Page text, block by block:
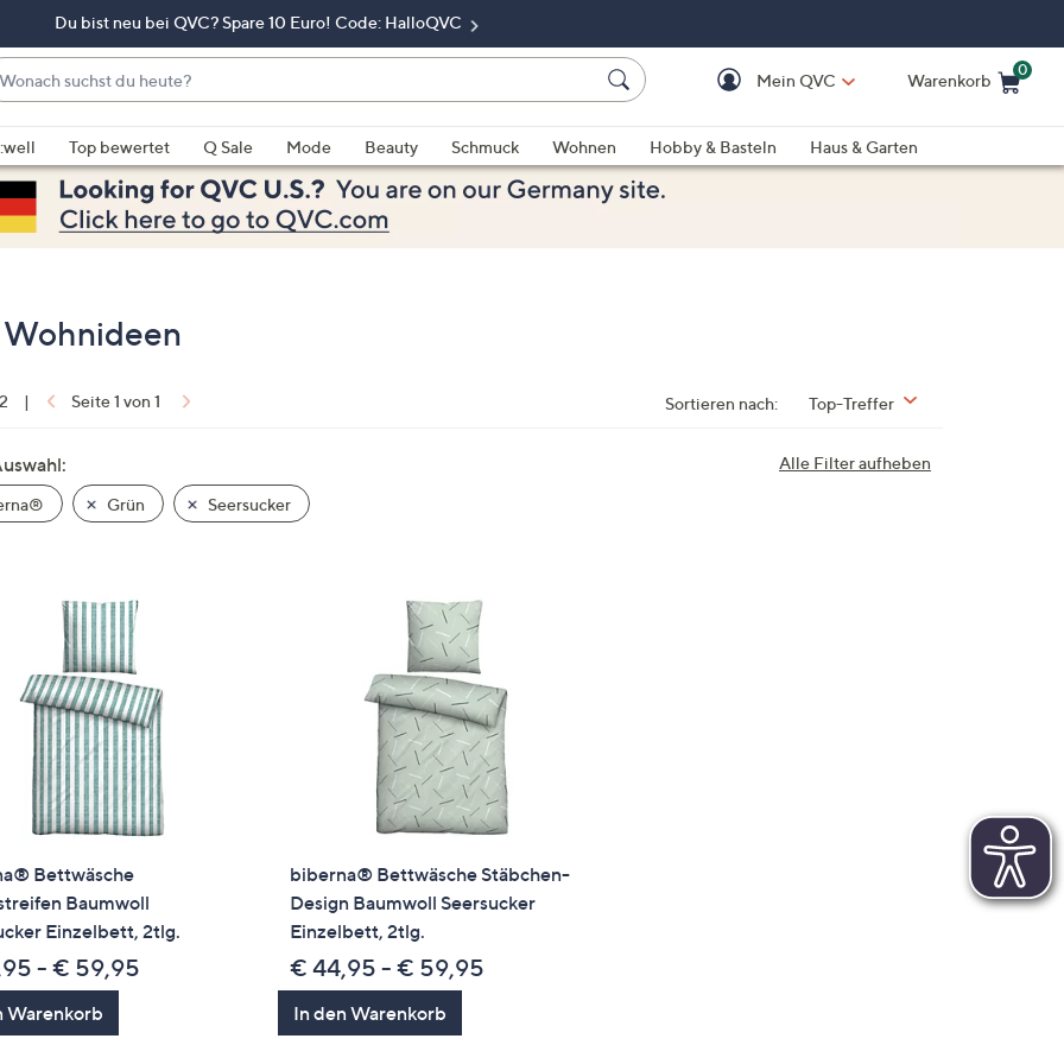
Du bist neu bei QVC? Spare 10 Euro! Code: HalloQVC
Mein QVC Warenkorb
0
Top bewertet Q Sale Mode Beauty Schmuck Wohnen Hobby & Basteln
Haus & Garten
| Seite 1 von 1 Sortieren nach: Top-Treffer
Alle Filter aufheben
Grün Seersucker
Bettwäsche
Baumwoll
Einzelbett, 2tlg.
- € 59,95
Warenkorb
biberna® Bettwäsche Stäbchen-
Design Baumwoll Seersucker
Einzelbett, 2tlg.
€ 44,95 - € 59,95
In den Warenkorb